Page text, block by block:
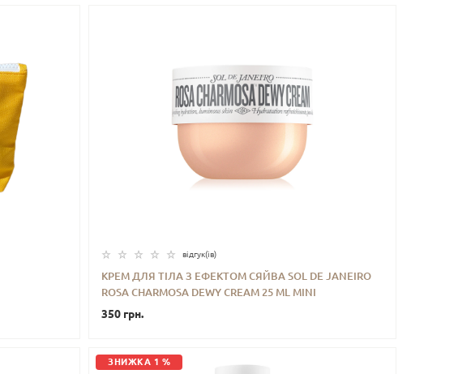
відгук(iв)
КРЕМ ДЛЯ ТІЛА З ЕФЕКТОМ СЯЙВА SOL DE JANEIRO
ROSA CHARMOSA DEWY CREAM 25 ML MINI
350 грн.
ЗНИЖКА 1 %